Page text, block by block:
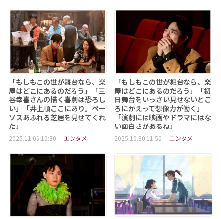
「もしもこの世が舞台なら、楽
屋はどこにあるのだろう」「三
谷幸喜さんの描く喜劇は恐ろし
い」「井上順ここにあり。ペー
ソスあふれる芝居を見せてくれ
た」
2025.11.06 10:30 エンタメ
「もしもこの世が舞台なら、楽
屋はどこにあるのだろう」「初
日舞台をいっさい見せないとこ
ろにかえって想像力が働く」
「演劇には映画やドラマにはな
い面白さがあるね」
2025.10.30 11:50 エンタメ